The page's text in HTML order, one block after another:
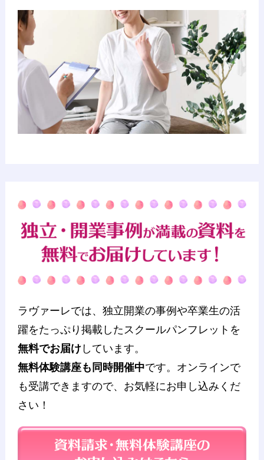
ラヴァーレでは、独立開業の事例や卒業生の活
躍をたっぷり掲載したスクールパンフレットを
無料でお届け しています。
無料体験講座も同時開催中です。オンラインで
も受講できますので、お気軽にお申し込みくだ
さい！